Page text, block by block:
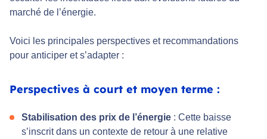
marché de l’énergie.
Voici les principales perspectives et recommandations
pour anticiper et s’adapter :
Perspectives à court et moyen terme :
Stabilisation des prix de l’énergie : Cette baisse
s’inscrit dans un contexte de retour à une relative